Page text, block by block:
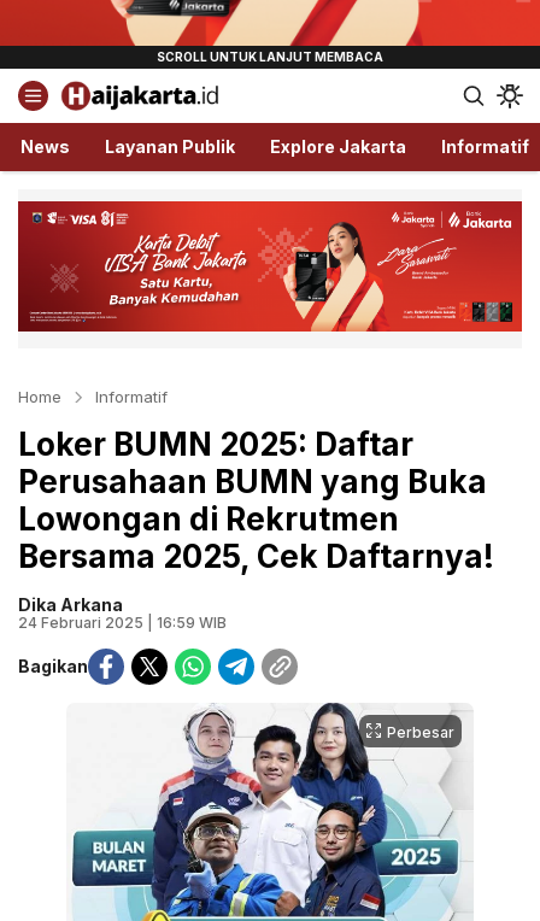
Haijakarta.id
Semua Tentang Jakarta Ada Disini!
News Layanan Publik Explore Jakarta Informatif
Home Informatif
Loker BUMN 2025: Daftar
Perusahaan BUMN yang Buka
Lowongan di Rekrutmen
Bersama 2025, Cek Daftarnya!
Dika Arkana
24 Februari 2025 | 16:59 WIB
Bagikan
Perbesar